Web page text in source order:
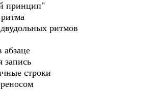
принцип"
ритмов
абзаце
запись
строки